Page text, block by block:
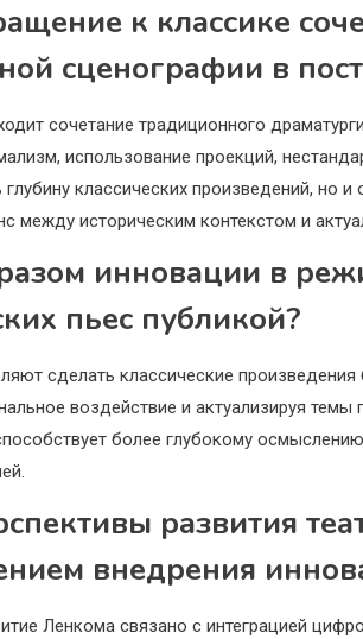
к классике
сценографии в
сочетание традиционного
использование проекций,
глубину классических произведений, но
между историческим контекстом и
инновации в
пьес публикой?
сделать классические
воздействие и актуализируя
более глубокому
развития
внедрения
Ленкома связано с интеграцией